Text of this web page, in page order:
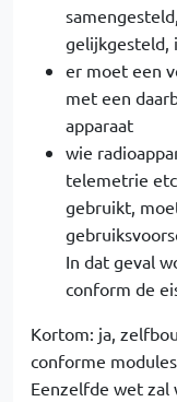
gelijkgesteld,
er moet een
met een
apparaat
wie
telemetrie
gebruikt,
In dat geval
conform de
Kortom: ja,
conforme
Eenzelfde wet zal